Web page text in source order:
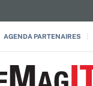
AGENDA PARTENAIRES